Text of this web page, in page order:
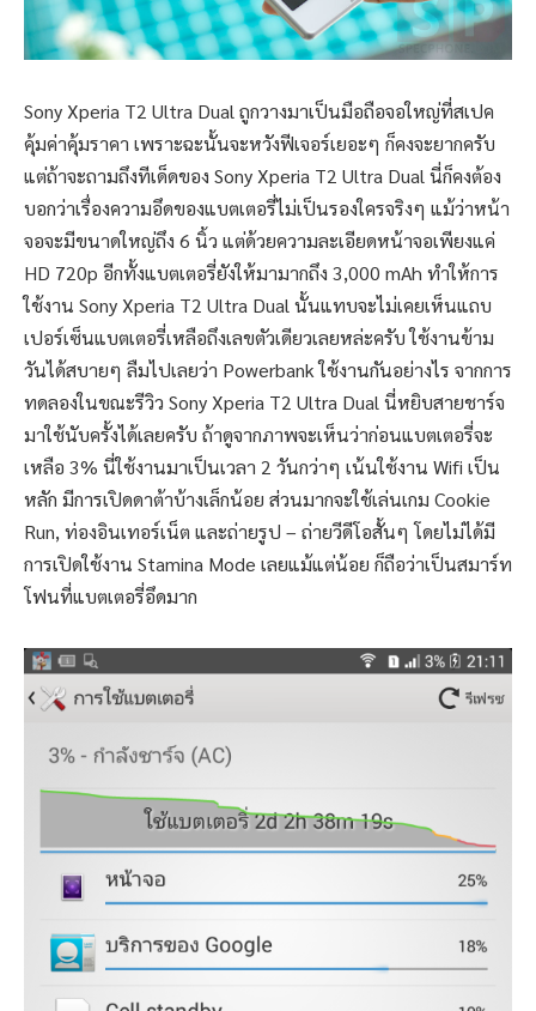
Sony Xperia T2 Ultra Dual ถูกวางมาเป็นมือถือจอใหญ่ที่สเปค
คุ้มค่าคุ้มราคา เพราะฉะนั้นจะหวังฟีเจอร์เยอะๆ ก็คงจะยากครับ
แต่ถ้าจะถามถึงทีเด็ดของ Sony Xperia T2 Ultra Dual นี่ก็คงต้อง
บอกว่าเรื่องความอึดของแบตเตอรี่ไม่เป็นรองใครจริงๆ แม้ว่าหน้า
จอจะมีขนาดใหญ่ถึง 6 นิ้ว แต่ด้วยความละเอียดหน้าจอเพียงแค่
HD 720p อีกทั้งแบตเตอรี่ยังให้มามากถึง 3,000 mAh ทำให้การ
ใช้งาน Sony Xperia T2 Ultra Dual นั้นแทบจะไม่เคยเห็นแถบ
เปอร์เซ็นแบตเตอรี่เหลือถึงเลขตัวเดียวเลยหล่ะครับ ใช้งานข้าม
วันได้สบายๆ ลืมไปเลยว่า Powerbank ใช้งานกันอย่างไร จากการ
ทดลองในขณะรีวิว Sony Xperia T2 Ultra Dual นี่หยิบสายชาร์จ
มาใช้นับครั้งได้เลยครับ ถ้าดูจากภาพจะเห็นว่าก่อนแบตเตอรี่จะ
เหลือ 3% นี่ใช้งานมาเป็นเวลา 2 วันกว่าๆ เน้นใช้งาน Wifi เป็น
หลัก มีการเปิดดาต้าบ้างเล็กน้อย ส่วนมากจะใช้เล่นเกม Cookie
Run, ท่องอินเทอร์เน็ต และถ่ายรูป – ถ่ายวีดีโอสั้นๆ โดยไม่ได้มี
การเปิดใช้งาน Stamina Mode เลยแม้แต่น้อย ก็ถือว่าเป็นสมาร์ท
โฟนที่แบตเตอรี่อึดมาก